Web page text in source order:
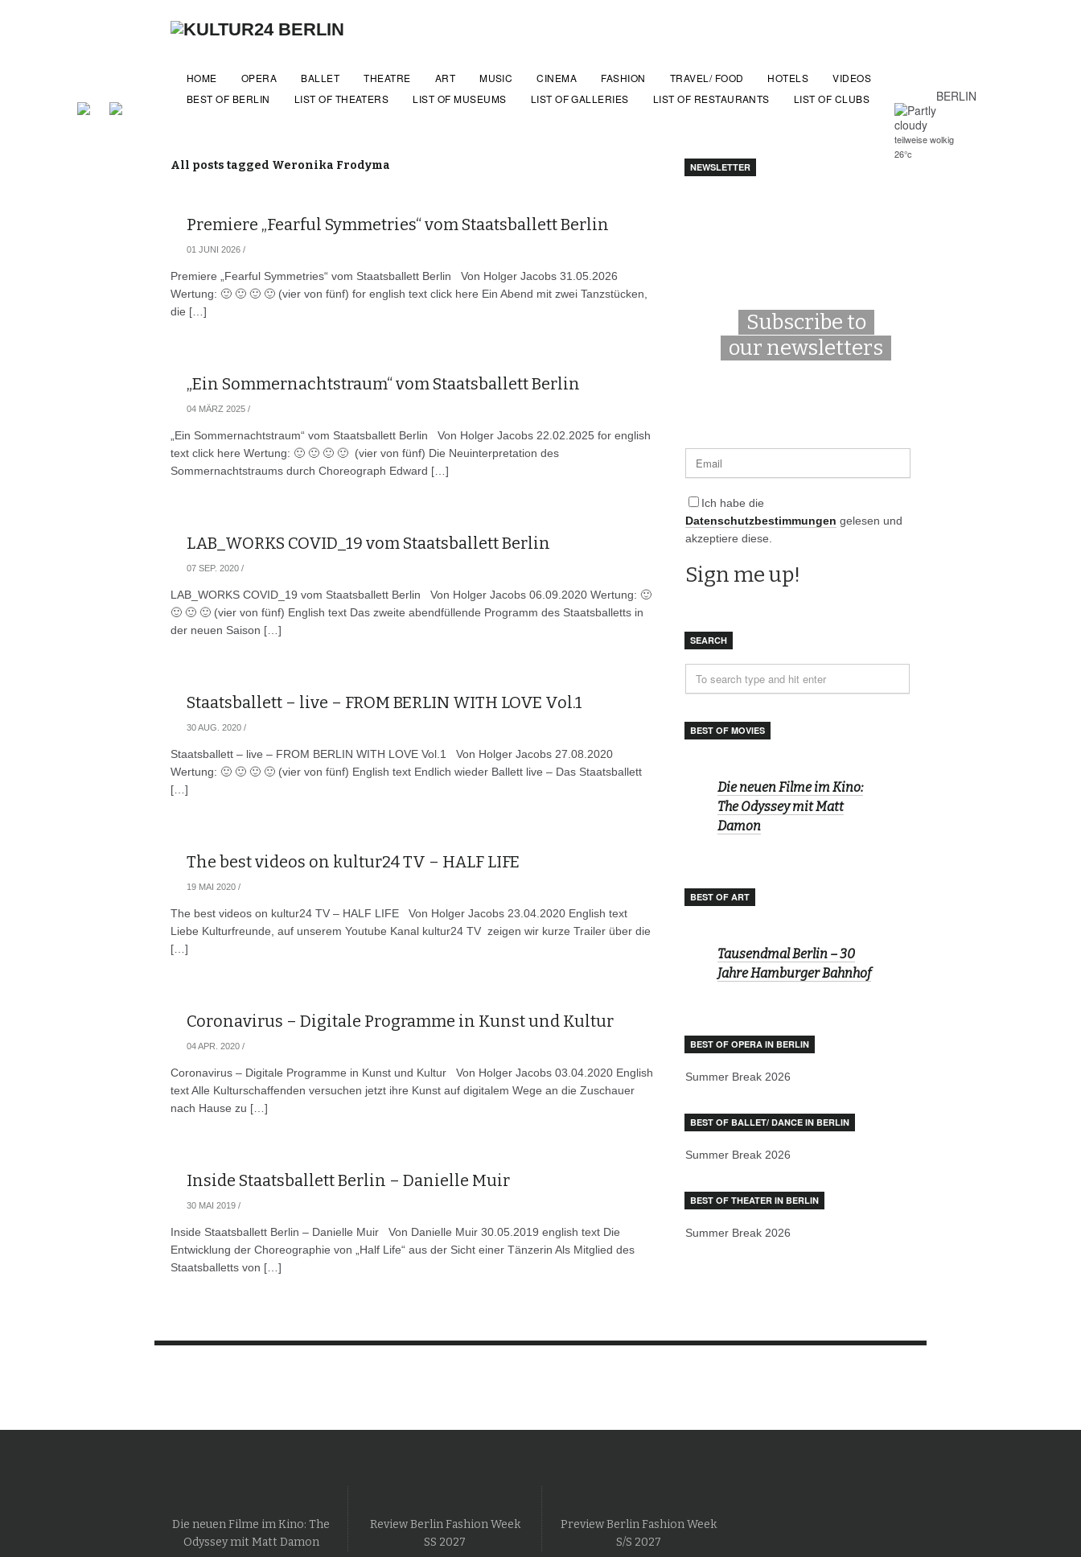
BERLIN
teilweise wolkig
26°c
HOME OPERA BALLET THEATRE ART MUSIC CINEMA FASHION TRAVEL/ FOOD HOTELS
VIDEOS
BEST OF BERLIN
LIST OF THEATERS LIST OF MUSEUMS LIST OF GALLERIES LIST OF RESTAURANTS LIST OF CLUBS
All posts tagged Weronika Frodyma
Premiere „Fearful Symmetries“ vom Staatsballett Berlin
01 JUNI 2026 /
Premiere „Fearful Symmetries“ vom Staatsballett Berlin Von Holger Jacobs 31.05.2026
Wertung: 🙂 🙂 🙂 🙂 (vier von fünf) for english text click here Ein Abend mit zwei Tanzstücken,
die […]
„Ein Sommernachtstraum“ vom Staatsballett Berlin
04 MÄRZ 2025 /
„Ein Sommernachtstraum“ vom Staatsballett Berlin Von Holger Jacobs 22.02.2025 for english
text click here Wertung: 🙂 🙂 🙂 🙂 (vier von fünf) Die Neuinterpretation des
Sommernachtstraums durch Choreograph Edward […]
LAB_WORKS COVID_19 vom Staatsballett Berlin
07 SEP. 2020 /
LAB_WORKS COVID_19 vom Staatsballett Berlin Von Holger Jacobs 06.09.2020 Wertung: 🙂
🙂 🙂 🙂 (vier von fünf) English text Das zweite abendfüllende Programm des Staatsballetts in
der neuen Saison […]
Staatsballett – live – FROM BERLIN WITH LOVE Vol.1
30 AUG. 2020 /
Staatsballett – live – FROM BERLIN WITH LOVE Vol.1 Von Holger Jacobs 27.08.2020
Wertung: 🙂 🙂 🙂 🙂 (vier von fünf) English text Endlich wieder Ballett live – Das Staatsballett
[…]
The best videos on kultur24 TV – HALF LIFE
19 MAI 2020 /
The best videos on kultur24 TV – HALF LIFE Von Holger Jacobs 23.04.2020 English text
Liebe Kulturfreunde, auf unserem Youtube Kanal kultur24 TV zeigen wir kurze Trailer über die
[…]
Coronavirus – Digitale Programme in Kunst und Kultur
04 APR. 2020 /
Coronavirus – Digitale Programme in Kunst und Kultur Von Holger Jacobs 03.04.2020 English
text Alle Kulturschaffenden versuchen jetzt ihre Kunst auf digitalem Wege an die Zuschauer
nach Hause zu […]
Inside Staatsballett Berlin – Danielle Muir
30 MAI 2019 /
Inside Staatsballett Berlin – Danielle Muir Von Danielle Muir 30.05.2019 english text Die
Entwicklung der Choreographie von „Half Life“ aus der Sicht einer Tänzerin Als Mitglied des
Staatsballetts von […]
NEWSLETTER
Subscribe to
our newsletters
Ich habe die
Datenschutzbestimmungen gelesen und
akzeptiere diese.
SEARCH
BEST OF MOVIES
Die neuen Filme im Kino:
The Odyssey mit Matt
Damon
BEST OF ART
Tausendmal Berlin – 30
Jahre Hamburger Bahnhof
BEST OF OPERA IN BERLIN
Summer Break 2026
BEST OF BALLET/ DANCE IN BERLIN
Summer Break 2026
BEST OF THEATER IN BERLIN
Summer Break 2026
Die neuen Filme im Kino: The
Odyssey mit Matt Damon
Review Berlin Fashion Week
SS 2027
Preview Berlin Fashion Week
S/S 2027